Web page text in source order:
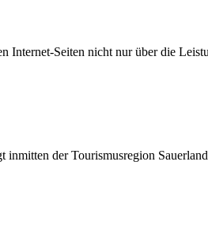
Internet-Seiten nicht nur über die
der Tourismusregion